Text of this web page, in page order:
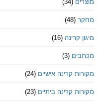
(16)
קרינה אישיים (24)
קרינה ביתיים (23)